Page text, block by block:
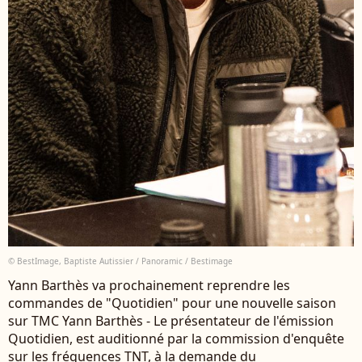
© BestImage, Baptiste Autissier / Panoramic / Bestimage
Yann Barthès va prochainement reprendre les
commandes de "Quotidien" pour une nouvelle saison
sur TMC Yann Barthès - Le présentateur de l'émission
Quotidien, est auditionné par la commission d'enquête
sur les fréquences TNT, à la demande du